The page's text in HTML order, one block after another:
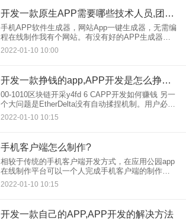
开发一款原生APP需要哪些技术人员,团购类APP开发仿美团APP制作
手机APP软件生成器，网站App一键生成器，无需编
程在线制作我有个网站。有没有好的APP生成器工
具？但是我不知道技术。如何从制作，开发？获得
应用程序 我有一个好主意。关于自学应用开发？你
2022-01-10 10:00
开发一款挣钱的app,APP开发是怎么挣钱的
00-1010区块链开采y4fd 6 CAPP开发如何赚钱 另一
个大问题是EtherDelta没有自动揉捏机制。用户必须
选择在网站上捏哪个顺序。尽管EtherDelta已经是一
个广泛使用的交易所
2022-01-10 10:15
手机客户端怎么制作?
相较于传统的手机客户端开发方式，在应用公园app
在线制作平台可以一个人完成手机客户端的制作，
那么手机客户端怎么制作呢？ 应用公园app在线制作
平台内有上百套
2022-01-10 10:15
开发一款自己的APP,APP开发的解决方法